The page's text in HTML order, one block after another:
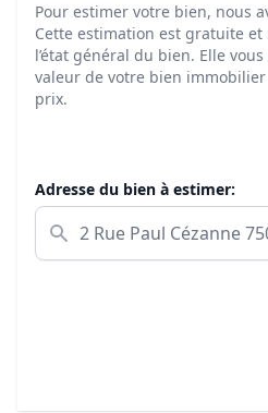
Pour estimer votre bien, nous
Cette estimation est gratuite
l’état général du bien. Elle
valeur de votre bien
prix.
Adresse du bien à estimer: